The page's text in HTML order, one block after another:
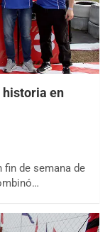
historia en
fin de semana de